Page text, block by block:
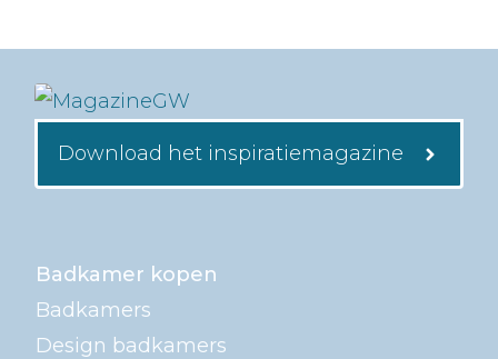
Download het inspiratiemagazine
Badkamer kopen
Badkamers
Design badkamers